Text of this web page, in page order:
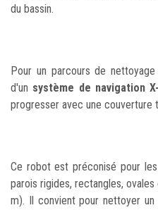
du bassin.
Pour un parcours de
d'un système de navigation
progresser avec une couverture
Ce robot est préconisé pour
parois rigides, rectangles,
m). Il convient pour nettoyer